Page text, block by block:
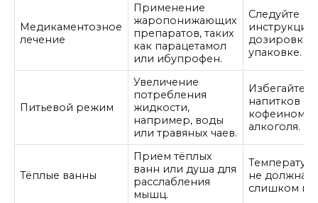
Медикаментозное
лечение
Применение
жаропонижающих
препаратов, таких
как парацетамол
или ибупрофен.
Следуйте
инструкции
дозировке
упаковке.
Питьевой режим
Увеличение
потребления
жидкости,
например, воды
или травяных чаев.
Избегайте
напитков с
кофеином и
алкоголя.
Тёплые ванны
Прием тёплых
ванн или душа для
расслабления
мышц.
не должна
слишком